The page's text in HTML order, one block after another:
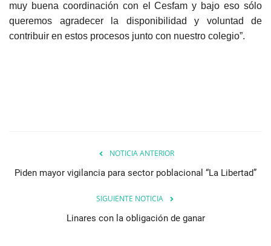
muy buena coordinación con el Cesfam y bajo eso sólo
queremos agradecer la disponibilidad y voluntad de
contribuir en estos procesos junto con nuestro colegio”.
NOTICIA ANTERIOR
Piden mayor vigilancia para sector poblacional “La Libertad”
SIGUIENTE NOTICIA
Linares con la obligación de ganar